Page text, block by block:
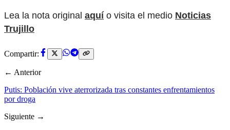
Lea la nota original aquí o visita el medio Noticias
Trujillo
Compartir:
← Anterior
Putis: Población vive aterrorizada tras constantes enfrentamientos
por droga
Siguiente →